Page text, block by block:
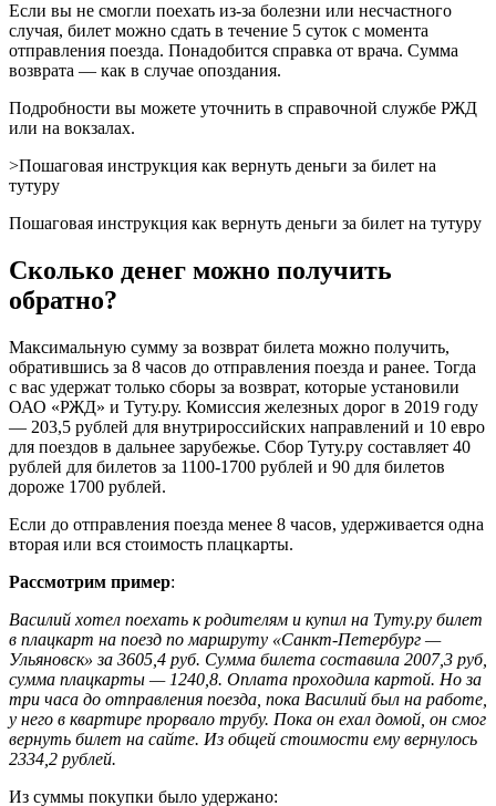
Если вы не смогли поехать из-за болезни или несчастного
случая, билет можно сдать в течение 5 суток с момента
отправления поезда. Понадобится справка от врача. Сумма
возврата — как в случае опоздания.
Подробности вы можете уточнить в справочной службе РЖД
или на вокзалах.
>Пошаговая инструкция как вернуть деньги за билет на
тутуру
Пошаговая инструкция как вернуть деньги за билет на тутуру
Сколько денег можно получить
обратно?
Максимальную сумму за возврат билета можно получить,
обратившись за 8 часов до отправления поезда и ранее. Тогда
с вас удержат только сборы за возврат, которые установили
ОАО «РЖД» и Туту.ру. Комиссия железных дорог в 2019 году
— 203,5 рублей для внутрироссийских направлений и 10 евро
для поездов в дальнее зарубежье. Сбор Туту.ру составляет 40
рублей для билетов за 1100-1700 рублей и 90 для билетов
дороже 1700 рублей.
Если до отправления поезда менее 8 часов, удерживается одна
вторая или вся стоимость плацкарты.
Рассмотрим пример:
Василий хотел поехать к родителям и купил на Туту.ру билет
в плацкарт на поезд по маршруту «Санкт-Петербург —
Ульяновск» за 3605,4 руб. Сумма билета составила 2007,3 руб,
сумма плацкарты — 1240,8. Оплата проходила картой. Но за
три часа до отправления поезда, пока Василий был на работе,
у него в квартире прорвало трубу. Пока он ехал домой, он смог
вернуть билет на сайте. Из общей стоимости ему вернулось
2334,2 рублей.
Из суммы покупки было удержано: